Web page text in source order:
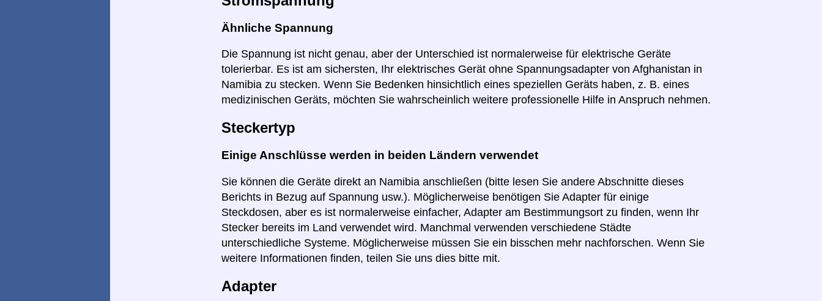
Ähnliche Spannung
Die Spannung ist nicht genau, aber der Unterschied ist normalerweise für elektrische Geräte
tolerierbar. Es ist am sichersten, Ihr elektrisches Gerät ohne Spannungsadapter von Afghanistan in
Namibia zu stecken. Wenn Sie Bedenken hinsichtlich eines speziellen Geräts haben, z. B. eines
medizinischen Geräts, möchten Sie wahrscheinlich weitere professionelle Hilfe in Anspruch nehmen.
Steckertyp
Einige Anschlüsse werden in beiden Ländern verwendet
Sie können die Geräte direkt an Namibia anschließen (bitte lesen Sie andere Abschnitte dieses
Berichts in Bezug auf Spannung usw.). Möglicherweise benötigen Sie Adapter für einige
Steckdosen, aber es ist normalerweise einfacher, Adapter am Bestimmungsort zu finden, wenn Ihr
Stecker bereits im Land verwendet wird. Manchmal verwenden verschiedene Städte
unterschiedliche Systeme. Möglicherweise müssen Sie ein bisschen mehr nachforschen. Wenn Sie
weitere Informationen finden, teilen Sie uns dies bitte mit.
Adapter